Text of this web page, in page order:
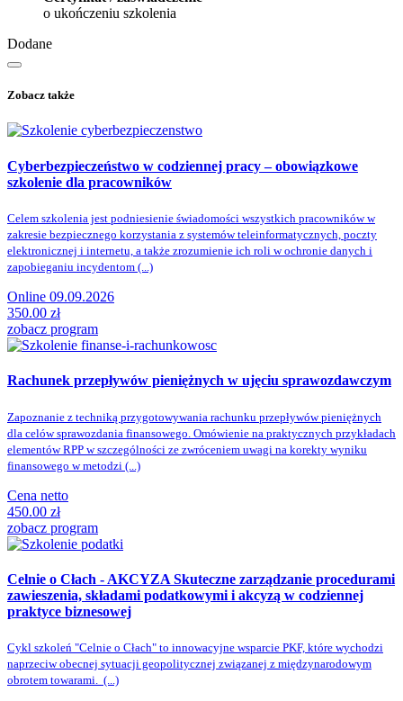
o ukończeniu szkolenia
Dodane
Zobacz także
Cyberbezpieczeństwo w codziennej pracy– obowiązkowe
szkolenie dla pracowników
Celem szkolenia jest podniesienie świadomości wszystkich pracowników w
zakresie bezpiecznego korzystania z systemów teleinformatycznych, poczty
elektronicznej i internetu, a także zrozumienie ich roli w ochronie danych i
zapobieganiu incydentom (...)
Online 09.09.2026
350.00 zł
zobacz program
Rachunek przepływów pieniężnych w ujęciu sprawozdawczym
Zapoznanie z techniką przygotowywania rachunku przepływów pieniężnych
dla celów sprawozdania finansowego. Omówienie na praktycznych przykładach
elementów RPP w szczególności ze zwróceniem uwagi na korekty wyniku
finansowego w metodzi (...)
Cena netto
450.00 zł
zobacz program
Celnie o Cłach - AKCYZA Skuteczne zarządzanie procedurami
zawieszenia, składami podatkowymi i akcyzą w codziennej
praktyce biznesowej
Cykl szkoleń "Celnie o Cłach" to innowacyjne wsparcie PKF, które wychodzi
naprzeciw obecnej sytuacji geopolitycznej związanej z międzynarodowym
obrotem towarami. (...)